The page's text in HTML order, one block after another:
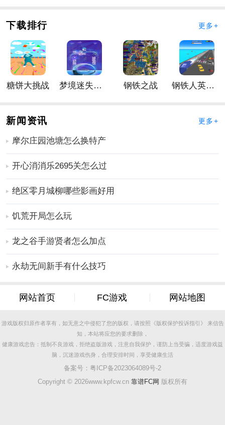
手游特色
式征服更多关卡解锁剧情；
2、召唤200多张卡牌，随意选择，任意组合不同技能和
特殊能力；
3、战斗的最终目的是清掉对手的生命，通过更多的技能
更多好玩实用的手游，请持续关注
下载排行 更多+
糖饼大挑战 梦境迷失星辰 钢铁之战 钢铁人英雄3D
新闻资讯 更多+
摩尔庄园池塘怎么换特产
开心消消乐2695关怎么过
绝区零月城柳哪些影画好用
饥荒开局怎么玩
龙之谷手游贤者怎么加点
永劫无间新手有什么技巧
网站首页 FC游戏 网站地图
游戏版权归原作者享有，如无意之中侵犯了您的版权，请按照《版权保护投诉指引》 来信告
知，本站将应您的要求删除，
健康游戏忠告：抵制不良游戏，拒绝盗版游戏，注意自我保护，谨防上当受骗，适度游戏益
脑，沉迷游戏伤身，合理安排时间，享受健康生活
备案号： 粤ICP备2023064089号-2
Copyright © 2026www.kpfcw.cn 靠谱FC网 版权所有